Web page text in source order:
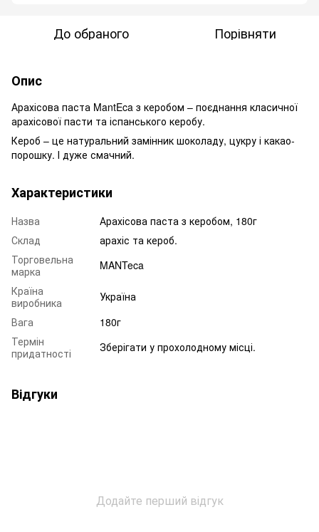
До обраного Порівняти
Опис
Арахісова паста MantEca з керобом – поєднання класичної
арахісової пасти та іспанського керобу.
Кероб – це натуральний замінник шоколаду, цукру і какао-
порошку. І дуже смачний.
Характеристики
Назва
Арахісова паста з керобом, 180г
Склад
арахіс та кероб.
Торговельна
марка
MANTeca
Країна
виробника
Україна
Вага
180г
Термін
придатності
Зберігати у прохолодному місці.
Відгуки
Додайте перший відгук